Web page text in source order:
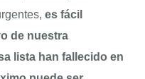
es fácil
de nuestra
lista han fallecido en